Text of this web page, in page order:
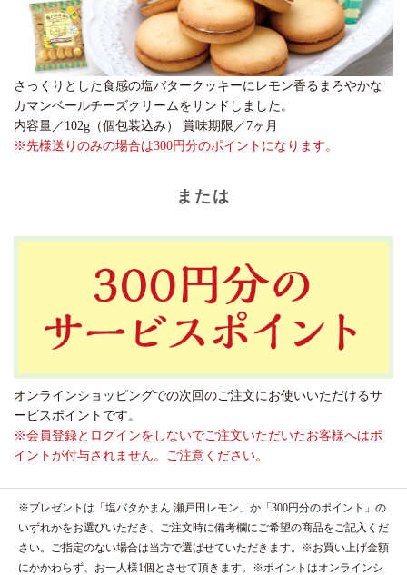
さっくりとした食感の塩バタークッキーにレモン香るまろやかな
カマンベールチーズクリームをサンドしました。
内容量／102g（個包装込み） 賞味期限／7ヶ月
※先様送りのみの場合は300円分のポイントになります。
または
オンラインショッピングでの次回のご注文にお使いいただけるサ
ービスポイントです。
※会員登録とログインをしないでご注文いただいたお客様へはポ
イントが付与されません。ご注意ください。
※プレゼントは「塩バタかまん 瀬戸田レモン」か「300円分のポイント」の
いずれかをお選びいただき、ご注文時に備考欄にご希望の商品をご記入くだ
さい。ご指定のない場合は当方で選ばせていただきます。※お買い上げ金額
にかかわらず、お一人様1個とさせて頂きます。※ポイントはオンラインシ